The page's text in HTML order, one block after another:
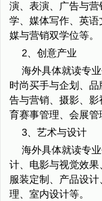
演、表演、广告与
学、媒体写作、英
媒与营销双学位等。
2、创意产业
海外具体就读专
时尚买手与企划、
告与营销、摄影、
育赛事管理、会展管
3、艺术与设计
海外具体就读专
计、电影与视觉效
服装定制、产品设
理、室内设计等。